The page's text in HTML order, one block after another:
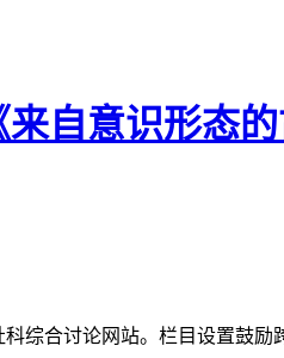
自意识形态
科综合讨论网站。栏目设置鼓